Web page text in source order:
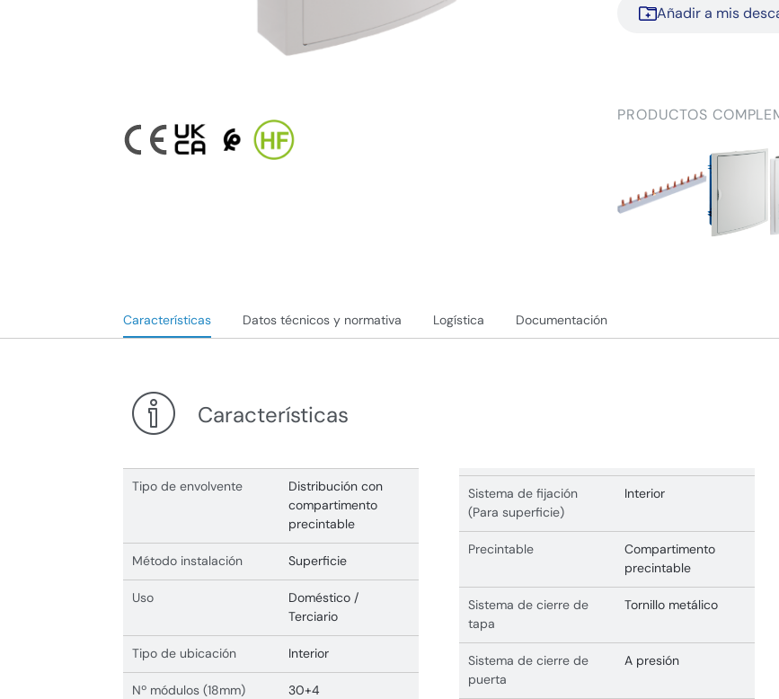
Añadir a mis
PRODUCTOS
Características Datos técnicos y normativa Logística Documentación
Características
Tipo de envolvente
Distribución con
compartimento
precintable
Método instalación Superficie
Uso
Doméstico /
Terciario
Tipo de ubicación Interior
Nº módulos (18mm) 30+4
Sistema de fijación
(Para superficie)
Interior
Precintable
Compartimento
precintable
Sistema de cierre de
tapa
Tornillo metálico
Sistema de cierre de
puerta
A presión